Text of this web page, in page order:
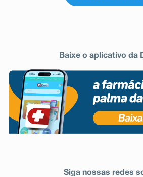
Baixe o aplicativo da
Siga nossas redes